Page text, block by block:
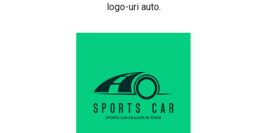
logo-uri auto.